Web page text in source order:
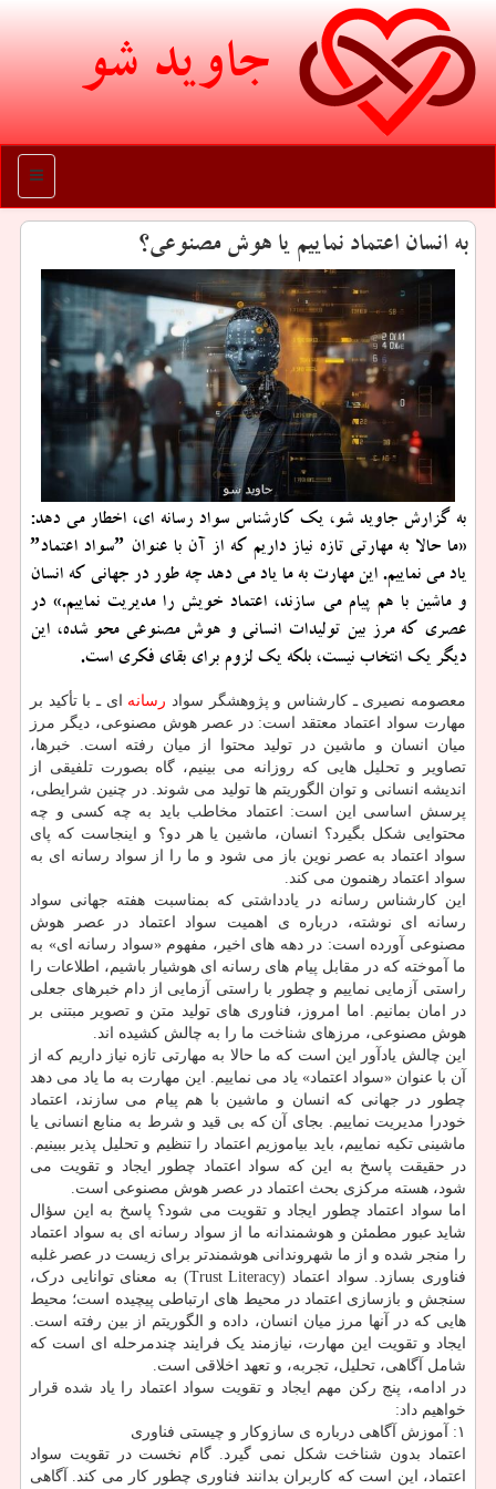
جاوید شو
منو
به انسان اعتماد نماییم یا هوش مصنوعی؟
به گزارش جاوید شو، یک کارشناس سواد رسانه ای، اخطار می دهد:
«ما حالا به مهارتی تازه نیاز داریم که از آن با عنوان ˮسواد اعتمادˮ
یاد می نماییم. این مهارت به ما یاد می دهد چه طور در جهانی که انسان
و ماشین با هم پیام می سازند، اعتماد خویش را مدیریت نماییم.» در
عصری که مرز بین تولیدات انسانی و هوش مصنوعی محو شده، این
دیگر یک انتخاب نیست، بلکه یک لزوم برای بقای فکری است.
معصومه نصیری ـ کارشناس و پژوهشگر سواد رسانه ای ـ با تأکید بر
مهارت سواد اعتماد معتقد است: در عصر هوش مصنوعی، دیگر مرز
میان انسان و ماشین در تولید محتوا از میان رفته است. خبرها،
تصاویر و تحلیل هایی که روزانه می بینیم، گاه بصورت تلفیقی از
اندیشه انسانی و توان الگوریتم ها تولید می شوند. در چنین شرایطی،
پرسش اساسی این است: اعتماد مخاطب باید به چه کسی و چه
محتوایی شکل بگیرد؟ انسان، ماشین یا هر دو؟ و اینجاست که پای
سواد اعتماد به عصر نوین باز می شود و ما را از سواد رسانه ای به
سواد اعتماد رهنمون می کند.
این کارشناس رسانه در یادداشتی که بمناسبت هفته جهانی سواد
رسانه ای نوشته، درباره ی اهمیت سواد اعتماد در عصر هوش
مصنوعی آورده است: در دهه های اخیر، مفهوم «سواد رسانه ای» به
ما آموخته که در مقابل پیام های رسانه ای هوشیار باشیم، اطلاعات را
راستی آزمایی نماییم و چطور با راستی آزمایی از دام خبرهای جعلی
در امان بمانیم. اما امروز، فناوری های تولید متن و تصویر مبتنی بر
هوش مصنوعی، مرزهای شناخت ما را به چالش کشیده اند.
این چالش یادآور این است که ما حالا به مهارتی تازه نیاز داریم که از
آن با عنوان «سواد اعتماد» یاد می نماییم. این مهارت به ما یاد می دهد
چطور در جهانی که انسان و ماشین با هم پیام می سازند، اعتماد
خودرا مدیریت نماییم. بجای آن که بی قید و شرط به منابع انسانی یا
ماشینی تکیه نماییم، باید بیاموزیم اعتماد را تنظیم و تحلیل پذیر ببینیم.
در حقیقت پاسخ به این که سواد اعتماد چطور ایجاد و تقویت می
شود، هسته مرکزی بحث اعتماد در عصر هوش مصنوعی است.
اما سواد اعتماد چطور ایجاد و تقویت می شود؟ پاسخ به این سؤال
شاید عبور مطمئن و هوشمندانه ما از سواد رسانه ای به سواد اعتماد
را منجر شده و از ما شهروندانی هوشمندتر برای زیست در عصر غلبه
فناوری بسازد. سواد اعتماد (Trust Literacy) به معنای توانایی درک،
سنجش و بازسازی اعتماد در محیط های ارتباطی پیچیده است؛ محیط
هایی که در آنها مرز میان انسان، داده و الگوریتم از بین رفته است.
ایجاد و تقویت این مهارت، نیازمند یک فرایند چندمرحله ای است که
شامل آگاهی، تحلیل، تجربه، و تعهد اخلاقی است.
در ادامه، پنج رکن مهم ایجاد و تقویت سواد اعتماد را یاد شده قرار
خواهیم داد:
۱: آموزش آگاهی درباره ی سازوکار و چیستی فناوری
اعتماد بدون شناخت شکل نمی گیرد. گام نخست در تقویت سواد
اعتماد، این است که کاربران بدانند فناوری چطور کار می کند. آگاهی